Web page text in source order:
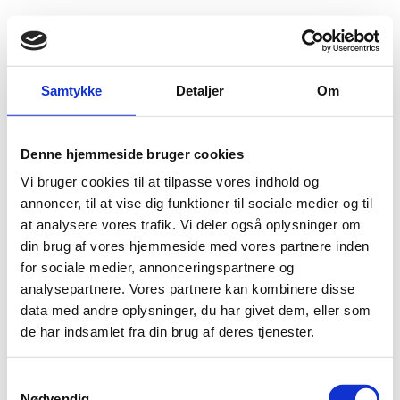
Samtykke Detaljer Om
Denne hjemmeside bruger cookies
Vi bruger cookies til at tilpasse vores indhold og
annoncer, til at vise dig funktioner til sociale medier og til
at analysere vores trafik. Vi deler også oplysninger om
din brug af vores hjemmeside med vores partnere inden
for sociale medier, annonceringspartnere og
analysepartnere. Vores partnere kan kombinere disse
data med andre oplysninger, du har givet dem, eller som
de har indsamlet fra din brug af deres tjenester.
Gå til forsiden Fold søgefelt ud
Menu
Flygtningenævnet Baggrundsmateriale Louder than Words
Louder than Words
01.01.2012 Bilag 590Child Soliders InternationalSyrien (I)
Indeholder oplysninger om børnesoldater .
Download
Adelgade 13